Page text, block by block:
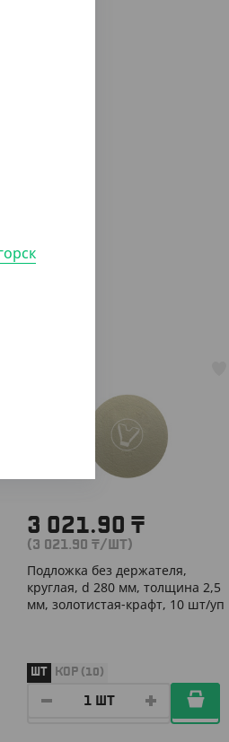
3 021.90 ₸
(3 021.90 ₸/ШТ)
Подложка без держателя,
круглая, d 280 мм, толщина 2,5
мм, золотистая-крафт, 10 шт/уп
ШТ КОР (10)